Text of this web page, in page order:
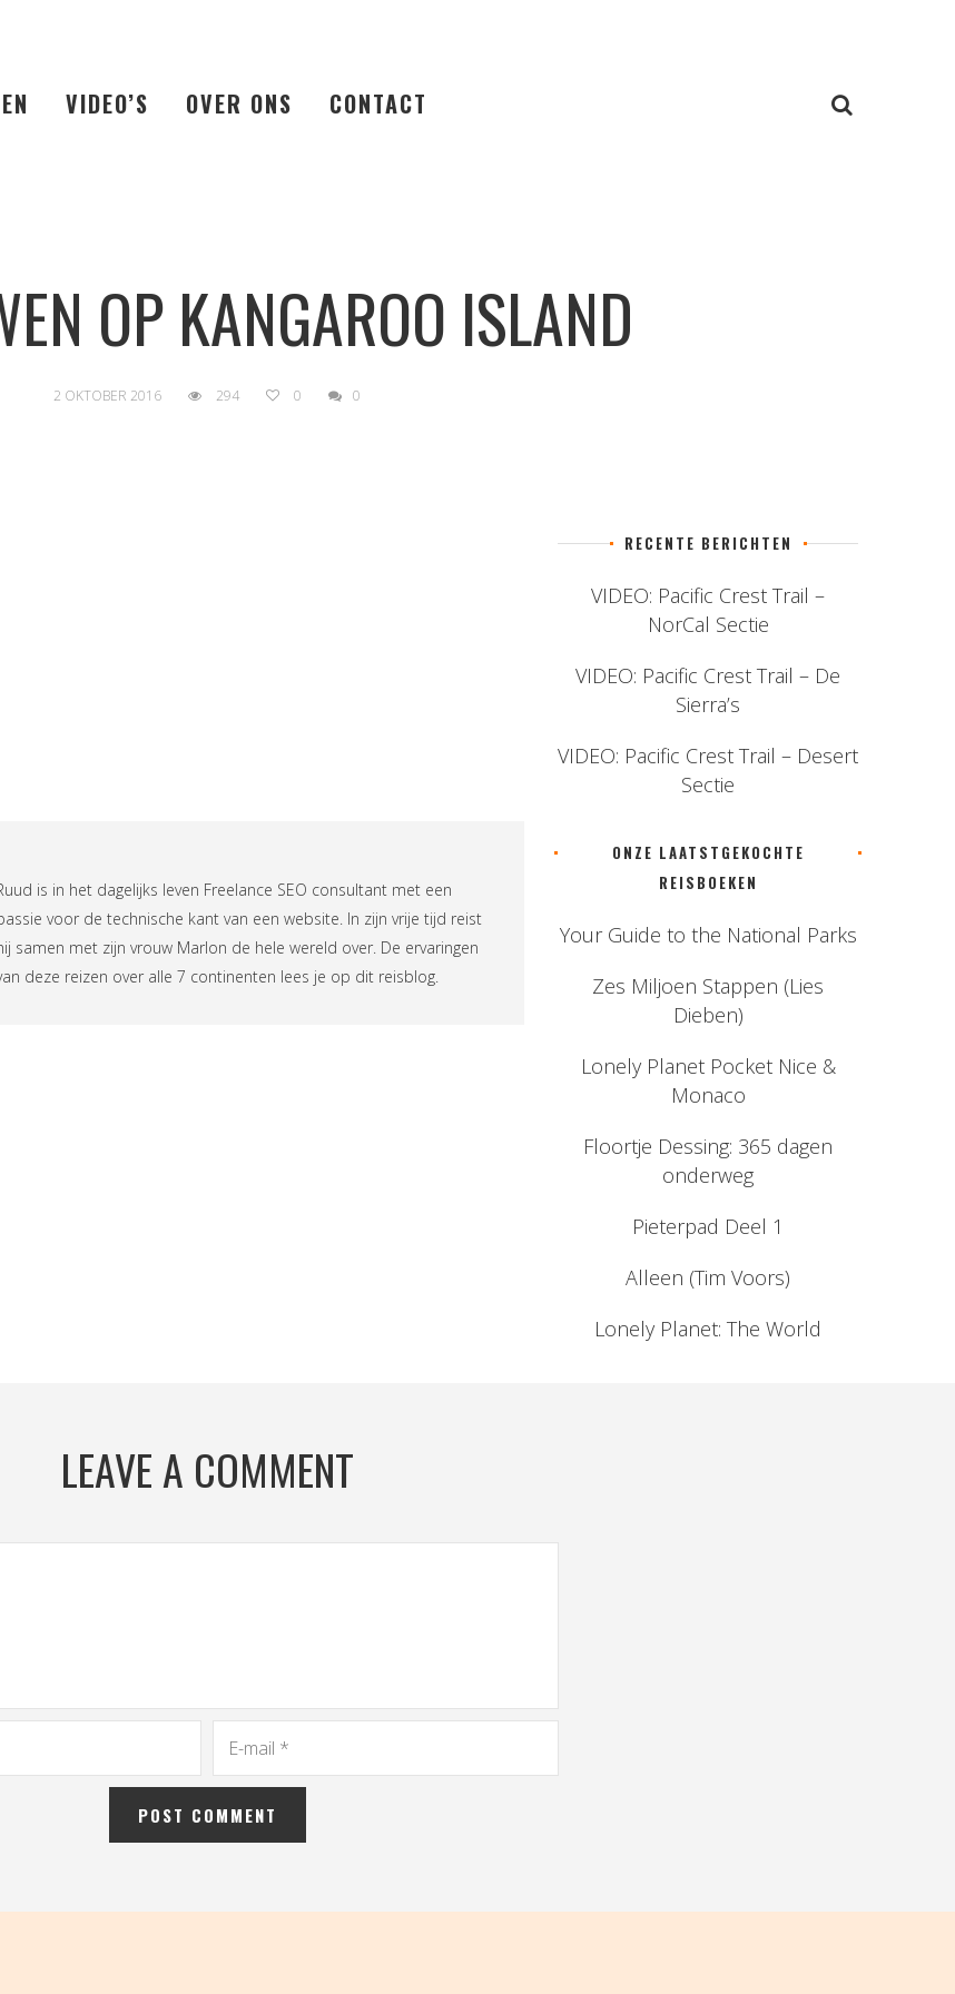
VIDEO’S OVER ONS CONTACT
OP KANGAROO ISLAND
2 OKTOBER 2016 294 0 0
is in het dagelijks leven Freelance SEO consultant met een
voor de technische kant van een website. In zijn vrije tijd reist
samen met zijn vrouw Marlon de hele wereld over. De ervaringen
deze reizen over alle 7 continenten lees je op dit reisblog.
RECENTE BERICHTEN
VIDEO: Pacific Crest Trail –
NorCal Sectie
VIDEO: Pacific Crest Trail – De
Sierra’s
VIDEO: Pacific Crest Trail – Desert
Sectie
ONZE LAATSTGEKOCHTE
REISBOEKEN
Your Guide to the National Parks
Zes Miljoen Stappen (Lies
Dieben)
Lonely Planet Pocket Nice &
Monaco
Floortje Dessing: 365 dagen
onderweg
Pieterpad Deel 1
Alleen (Tim Voors)
Lonely Planet: The World
LEAVE A COMMENT